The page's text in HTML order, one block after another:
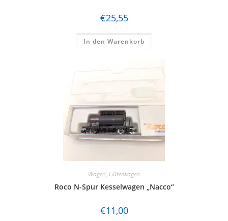
€25,55
In den Warenkorb
Wagen, Güterwagen
Roco N-Spur Kesselwagen „Nacco“
€11,00